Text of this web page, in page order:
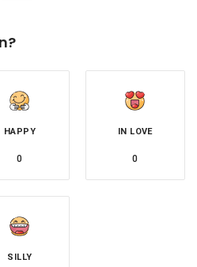
HAPPY
0
IN LOVE
0
SILLY